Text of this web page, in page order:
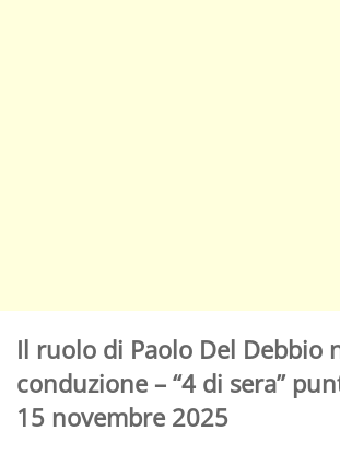
Il ruolo di Paolo Del Debbio
conduzione – “4 di sera”
15 novembre 2025